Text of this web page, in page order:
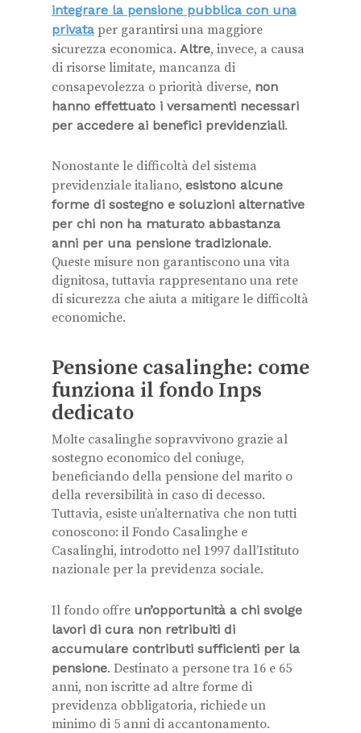
integrare la pensione pubblica con una
privata per garantirsi una maggiore
sicurezza economica. Altre, invece, a causa
di risorse limitate, mancanza di
consapevolezza o priorità diverse, non
hanno effettuato i versamenti necessari
per accedere ai benefici previdenziali.
Nonostante le difficoltà del sistema
previdenziale italiano, esistono alcune
forme di sostegno e soluzioni alternative
per chi non ha maturato abbastanza
anni per una pensione tradizionale.
Queste misure non garantiscono una vita
dignitosa, tuttavia rappresentano una rete
di sicurezza che aiuta a mitigare le difficoltà
economiche.
Pensione casalinghe: come
funziona il fondo Inps
dedicato
Molte casalinghe sopravvivono grazie al
sostegno economico del coniuge,
beneficiando della pensione del marito o
della reversibilità in caso di decesso.
Tuttavia, esiste un’alternativa che non tutti
conoscono: il Fondo Casalinghe e
Casalinghi, introdotto nel 1997 dall’Istituto
nazionale per la previdenza sociale.
Il fondo offre un’opportunità a chi svolge
lavori di cura non retribuiti di
accumulare contributi sufficienti per la
pensione. Destinato a persone tra 16 e 65
anni, non iscritte ad altre forme di
previdenza obbligatoria, richiede un
minimo di 5 anni di accantonamento.